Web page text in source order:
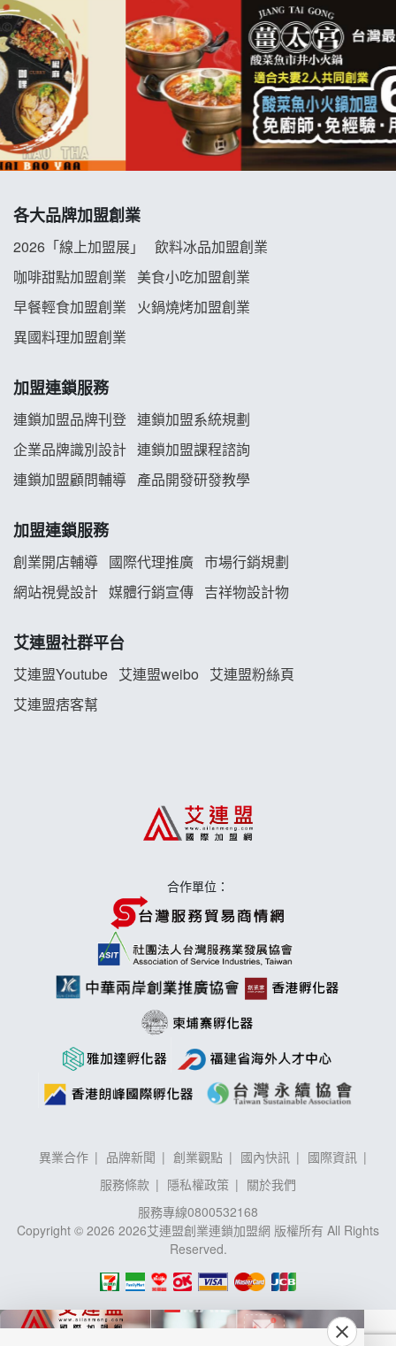
拉亞漢堡加盟說明會
杜芳子古味茶鋪加盟說明會
優握握×酸奶大獅加盟說明會
冬城門加盟說明會
龍涎居好湯加盟說明會
義氣豐發雞加盟說明會
Mr.Wish加盟說明會
雞咕雞咕加盟說明會
TEA TOP加盟說明會
珍好味臭臭鍋加盟說明會
藍象廷泰式火鍋加盟說明會
莫尼早餐Morni加盟說明會
各大品牌加盟創業
2026「線上加盟展」
飲料冰品加盟創業
咖啡甜點加盟創業
美食小吃加盟創業
早餐輕食加盟創業
火鍋燒烤加盟創業
異國料理加盟創業
加盟連鎖服務
連鎖加盟品牌刊登 連鎖加盟系統規劃
企業品牌識別設計 連鎖加盟課程諮詢
連鎖加盟顧問輔導 產品開發研發教學
加盟連鎖服務
創業開店輔導 國際代理推廣 市場行銷規劃
網站視覺設計 媒體行銷宣傳 吉祥物設計物
艾連盟社群平台
艾連盟Youtube 艾連盟weibo
艾連盟粉絲頁
艾連盟痞客幫
合作單位：
異業合作 品牌新聞 創業觀點 國內快訊
國際資訊
服務條款
隱私權政策
關於我們
服務專線0800532168
Copyright © 2026 2026艾連盟創業連鎖加盟網 版權所有 All Rights
Reserved.